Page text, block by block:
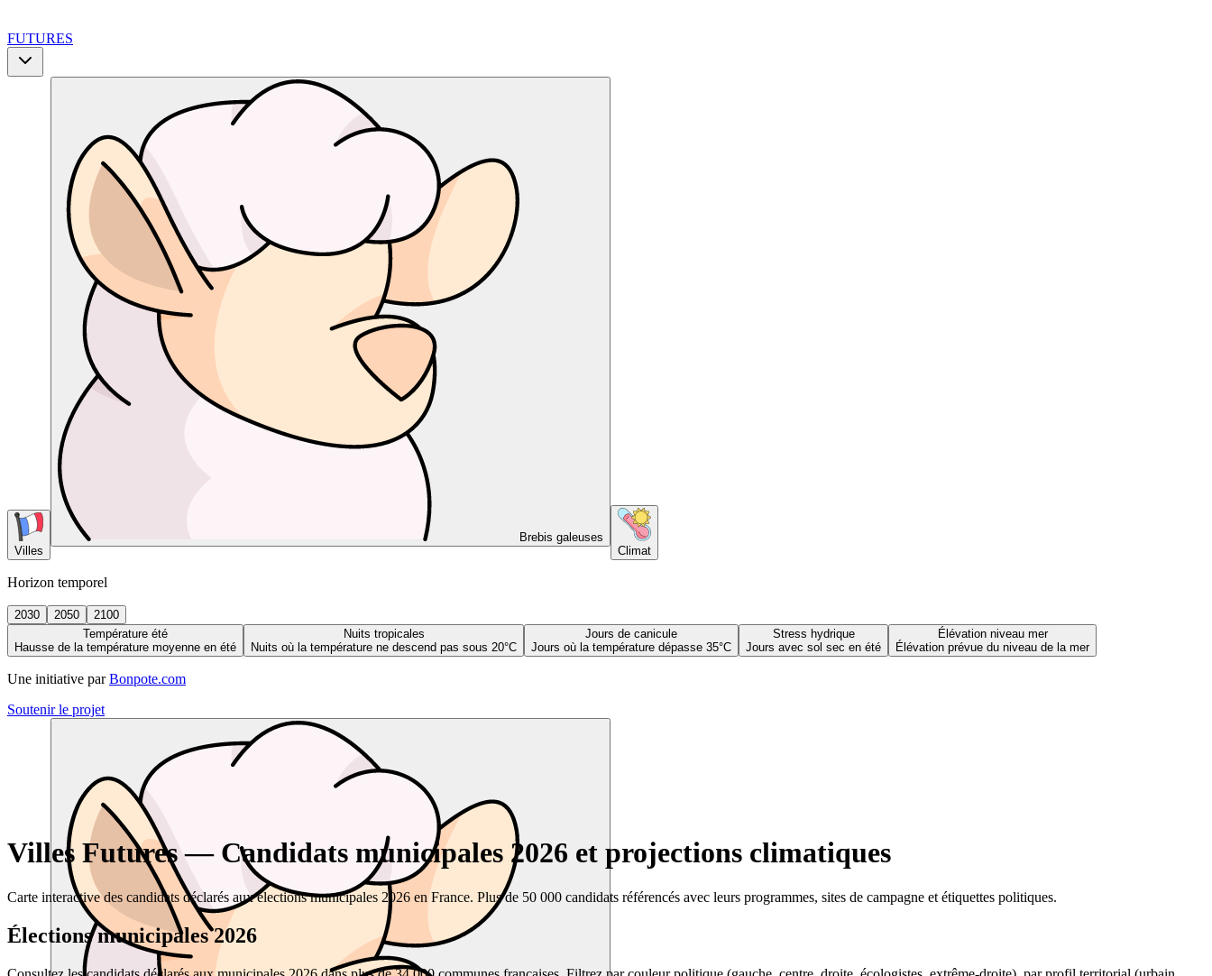
FUTURES
Villes
Brebis galeuses
Climat
Horizon temporel
2030 2050
2100
Température été
Hausse de la température moyenne en été
Nuits tropicales
Nuits où la température ne descend pas sous 20°C
Jours de canicule
Jours où la température dépasse 35°C
Stress hydrique
Jours avec sol sec en été
Élévation niveau mer
Élévation prévue du niveau de la mer
Une initiative par Bonpote.com
Soutenir le projet
Villes Futures — Candidats municipales 2026 et projections climatiques
Carte interactive des candidats déclarés aux élections municipales 2026 en France. Plus de 50 000 candidats référencés avec leurs programmes, sites de campagne et étiquettes politiques.
Élections municipales 2026